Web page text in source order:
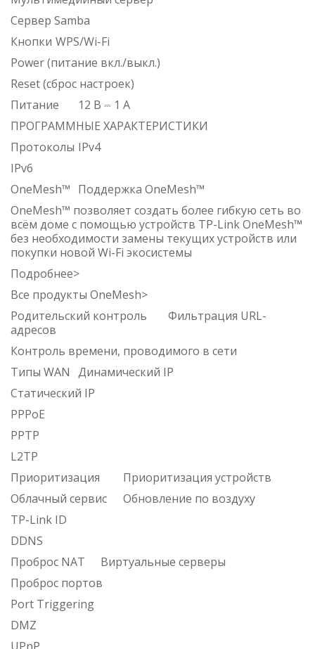
Сервер Samba
Кнопки WPS/Wi-Fi
Power (питание вкл./выкл.)
Reset (сброс настроек)
Питание
12 В ⎓ 1 А
ПРОГРАММНЫЕ ХАРАКТЕРИСТИКИ
Протоколы IPv4
IPv6
OneMesh™ Поддержка OneMesh™
OneMesh™ позволяет создать более гибкую сеть во
всём доме с помощью устройств TP-Link OneMesh™
без необходимости замены текущих устройств или
покупки новой Wi-Fi экосистемы
Подробнее>
Все продукты OneMesh>
Родительский контроль
Фильтрация URL-
адресов
Контроль времени, проводимого в сети
Типы WAN Динамический IP
Статический IP
PPPoE
PPTP
L2TP
Приоритизация
Приоритизация устройств
Облачный сервис
Обновление по воздуху
TP-Link ID
DDNS
Проброс NAT
Виртуальные серверы
Проброс портов
Port Triggering
DMZ